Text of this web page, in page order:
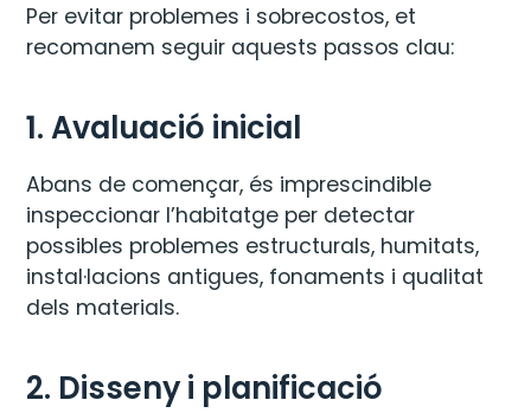
Per evitar problemes i sobrecostos, et
recomanem seguir aquests passos clau:
1. Avaluació inicial
Abans de començar, és imprescindible
inspeccionar l’habitatge per detectar
possibles problemes estructurals, humitats,
instal·lacions antigues, fonaments i qualitat
dels materials.
2. Disseny i planificació